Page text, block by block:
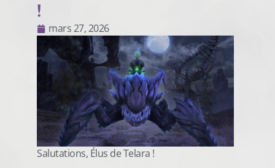
!
mars 27, 2026
Salutations, Élus de Telara !